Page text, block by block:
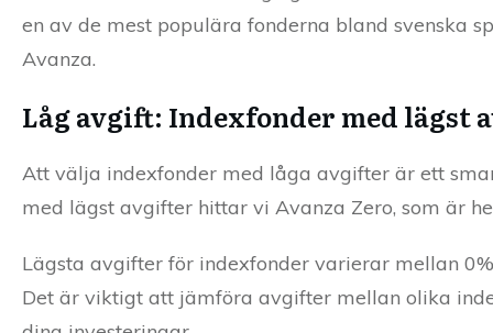
en av de mest populära fonderna bland svenska
Avanza.
Låg avgift: Indexfonder med lägst
Att välja indexfonder med låga avgifter är ett
med lägst avgifter hittar vi Avanza Zero, som är
Lägsta avgifter för indexfonder varierar mellan
Det är viktigt att jämföra avgifter mellan olika